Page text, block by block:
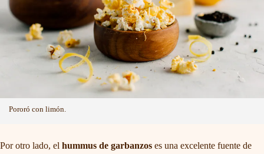
Pororó con limón.
Por otro lado, el hummus de garbanzos es una excelente fuente de